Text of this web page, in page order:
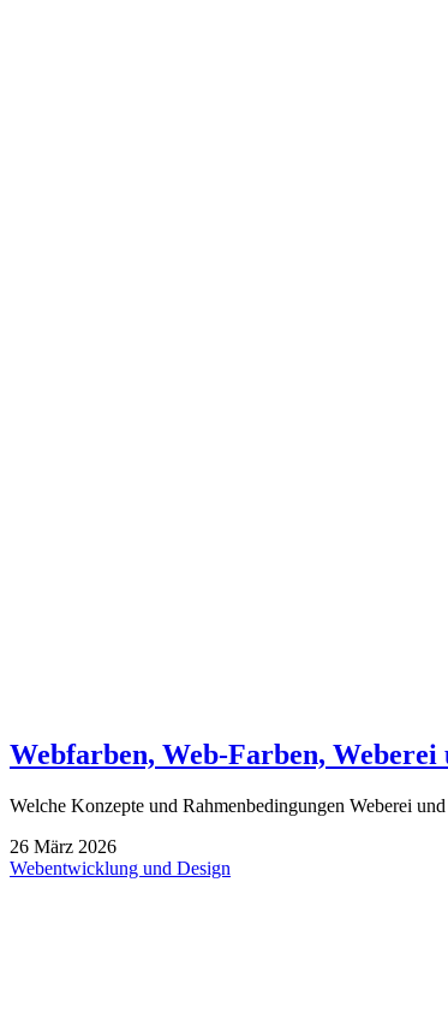
Webfarben, Web-Farben, Weberei
Welche Konzepte und Rahmenbedingungen Weberei
26 März 2026
Webentwicklung und Design